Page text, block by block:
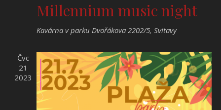
Millennium music night
Kavárna v parku Dvořákova 2202/5, Svitavy
Čvc
21
2023